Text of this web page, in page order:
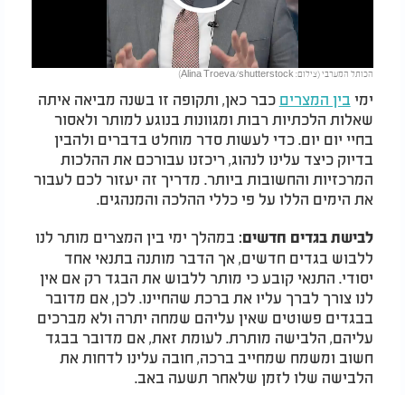
Play
Video
הכותל המערבי (צילום: Alina Troeva/shutterstock)
ימי בין המצרים כבר כאן, ותקופה זו בשנה מביאה איתה
שאלות הלכתיות רבות ומגוונות בנוגע למותר ולאסור
בחיי יום יום. כדי לעשות סדר מוחלט בדברים ולהבין
בדיוק כיצד עלינו לנהוג, ריכזנו עבורכם את ההלכות
המרכזיות והחשובות ביותר. מדריך זה יעזור לכם לעבור
את הימים הללו על פי כללי ההלכה והמנהגים.
לבישת בגדים חדשים: במהלך ימי בין המצרים מותר לנו
ללבוש בגדים חדשים, אך הדבר מותנה בתנאי אחד
יסודי. התנאי קובע כי מותר ללבוש את הבגד רק אם אין
לנו צורך לברך עליו את ברכת שהחיינו. לכן, אם מדובר
בבגדים פשוטים שאין עליהם שמחה יתרה ולא מברכים
עליהם, הלבישה מותרת. לעומת זאת, אם מדובר בבגד
חשוב ומשמח שמחייב ברכה, חובה עלינו לדחות את
הלבישה שלו לזמן שלאחר תשעה באב.